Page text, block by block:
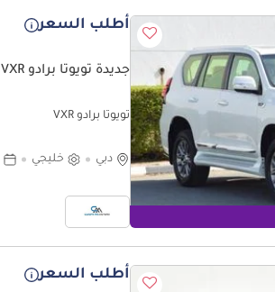
أطلب السعر
جديدة تويوتا برادو VXR
تويوتا برادو VXR
دبي خليجي
أطلب السعر